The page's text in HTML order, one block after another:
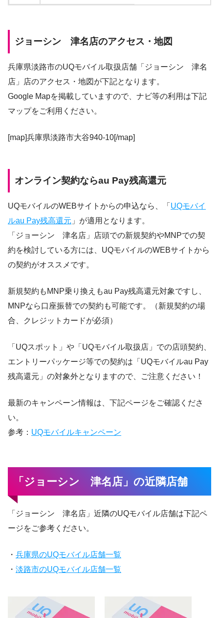
ジョーシン 津名店のアクセス・地図
兵庫県淡路市のUQモバイル取扱店舗「ジョーシン 津名
店」店のアクセス・地図が下記となります。
Google Mapを掲載していますので、ナビ等の利用は下記
マップをご利用ください。
[map]兵庫県淡路市大谷940-10[/map]
オンライン契約ならau Pay残高還元
UQモバイルのWEBサイトからの申込なら、「 UQモバイ
ルau Pay残高還元 」が適用となります。
「ジョーシン 津名店」店頭での新規契約やMNPでの契
約を検討している方には、UQモバイルのWEBサイトから
の契約がオススメです。
新規契約もMNP乗り換えもau Pay残高還元対象ですし、
MNPなら口座振替での契約も可能です。（新規契約の場
合、クレジットカードが必須）
「UQスポット」や「UQモバイル取扱店」での店頭契約、
エントリーパッケージ等での契約は「UQモバイルau Pay
残高還元」の対象外となりますので、ご注意ください！
最新のキャンペーン情報は、下記ページをご確認くださ
い。
参考： UQモバイルキャンペーン
「ジョーシン 津名店」の近隣店舗
「ジョーシン 津名店」近隣のUQモバイル店舗は下記ペ
ージをご参考ください。
・ 兵庫県のUQモバイル店舗一覧
・ 淡路市のUQモバイル店舗一覧